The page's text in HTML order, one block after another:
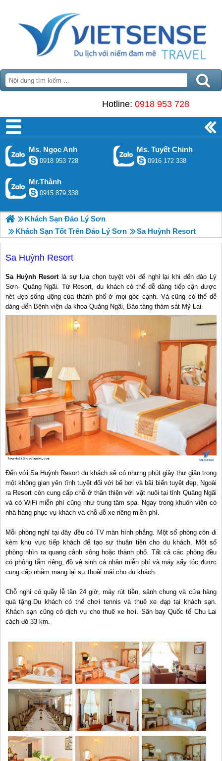
Hotline: 0918 953 728
Ms. Ngọc Anh
0918 953 728
Ms. Tuyết Chinh
0916 172 338
Mr.Thành
0915 879 338
Khách Sạn Đảo Lý Sơn
Khách Sạn Tốt Trên Đảo Lý Sơn
Sa Huỳnh Resort
Sa Huỳnh Resort
Sa Huỳnh Resortlà sự lựa chọn tuyệt vời để nghỉ lại khi đến đảo Lý
Sơn- Quảng Ngãi. Từ Resort, du khách có thể dễ dàng tiếp cận được
nét đẹp sống động của thành phố ở mọi góc cạnh. Và cũng có thể dễ
dàng đến Bệnh viện đa khoa Quảng Ngãi, Bảo tàng thảm sát Mỹ Lai.
Đến với Sa Huỳnh Resort du khách sẽ có nhưng phút giây thư giản trong
một không gian yên tĩnh tuyệt đối với bể bơi và bãi biển tuyệt đẹp, Ngoài
ra Resort còn cung cấp chỗ ở thân thiện với vật nuôi tại tỉnh Quảng Ngãi
và có WiFi miễn phí cũng như trung tâm spa. Ngay trong khuôn viên có
nhà hàng phục vụ khách và chỗ đỗ xe riêng miễn phí.
Mỗi phòng nghỉ tại đây đều có TV màn hình phẳng. Một số phòng còn đi
kèm khu vực tiếp khách để tạo sự thuận tiện cho du khách. Một số
phòng nhìn ra quang cảnh sông hoặc thành phố. Tất cả các phòng đều
có phòng tắm riêng, đồ vệ sinh cá nhân miễn phí và máy sấy tóc được
cung cấp nhằm mang lại sự thoải mái cho du khách.
Chỗ nghỉ có quầy lễ tân 24 giờ, máy rút tiền, sảnh chung và cửa hàng
quà tặng.Du khách có thể chơi tennis và thuê xe đạp tại khách sạn.
Khách sạn cũng có dịch vụ cho thuê xe hơi. Sân bay Quốc tế Chu Lai
cách đó 33 km.